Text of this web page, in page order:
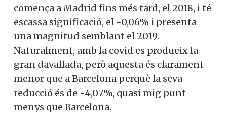
comença a Madrid fins més tard, el 2018, i té
escassa significació, el -0,06% i presenta
una magnitud semblant el 2019.
Naturalment, amb la covid es produeix la
gran davallada, però aquesta és clarament
menor que a Barcelona perquè la seva
reducció és de -4,07%, quasi mig punt
menys que Barcelona.